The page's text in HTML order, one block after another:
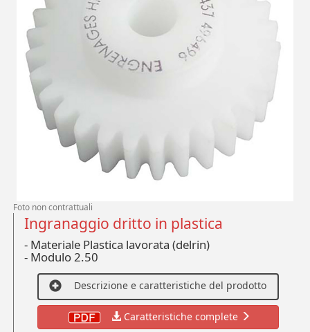
Foto non contrattuali
Ingranaggio dritto in plastica
- Materiale Plastica lavorata (delrin)
- Modulo 2.50
Descrizione e caratteristiche del prodotto
Caratteristiche complete